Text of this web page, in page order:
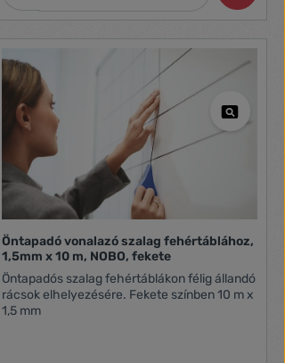
Öntapadó vonalazó szalag fehértáblához,
1,5mm x 10 m, NOBO, fekete
Öntapadós szalag fehértáblákon félig állandó
rácsok elhelyezésére. Fekete színben 10 m x
1,5 mm